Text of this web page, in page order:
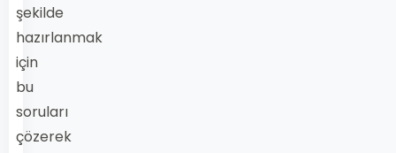
şekilde
hazırlanmak
için
bu
soruları
çözerek